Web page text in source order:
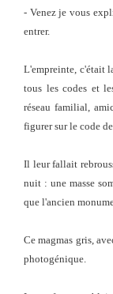
- Venez je vous
entrer.
L'empreinte, c'était
tous les codes et
réseau familial,
figurer sur le code
Il leur fallait
nuit : une masse
que l'ancien
Ce magmas gris,
photogénique.